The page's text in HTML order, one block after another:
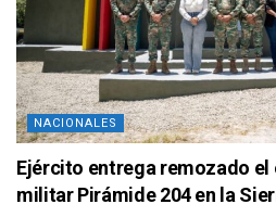
NACIONALES
Ejército entrega remozado
militar Pirámide 204 en la